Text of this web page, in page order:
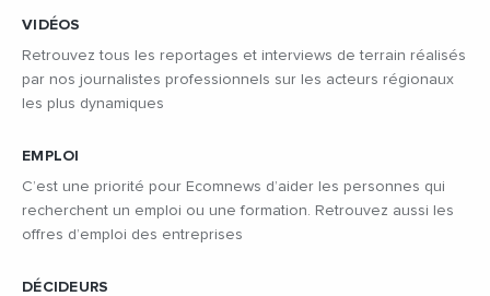
VIDÉOS
Retrouvez tous les reportages et interviews de terrain réalisés
par nos journalistes professionnels sur les acteurs régionaux
les plus dynamiques
EMPLOI
C’est une priorité pour Ecomnews d’aider les personnes qui
recherchent un emploi ou une formation. Retrouvez aussi les
offres d’emploi des entreprises
DÉCIDEURS